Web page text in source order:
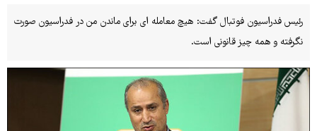
رئیس فدراسیون فوتبال گفت: هیچ معامله ای برای ماندن من در فدراسیون صورت
نگرفته و همه چیز قانونی است.